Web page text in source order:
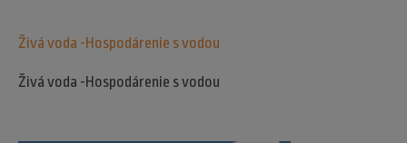
Živá voda -Hospodárenie s vodou
Živá voda -Hospodárenie s vodou